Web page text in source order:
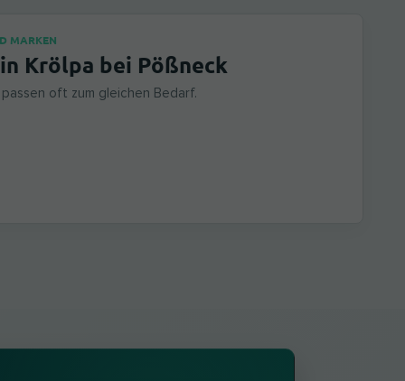
MARKEN
Krölpa bei Pößneck
oft zum gleichen Bedarf.